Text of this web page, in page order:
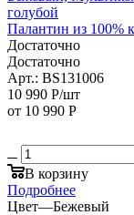
Палантин из 100%
Достаточно
Достаточно
Арт.: BS131006
10 990 Р/шт
от 10 990 Р
В корзину
Подробнее
Цвет—Бежевый